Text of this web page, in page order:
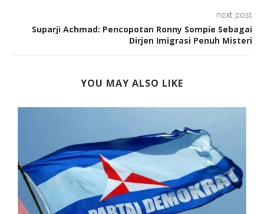
next post
Suparji Achmad: Pencopotan Ronny Sompie Sebagai
Dirjen Imigrasi Penuh Misteri
YOU MAY ALSO LIKE